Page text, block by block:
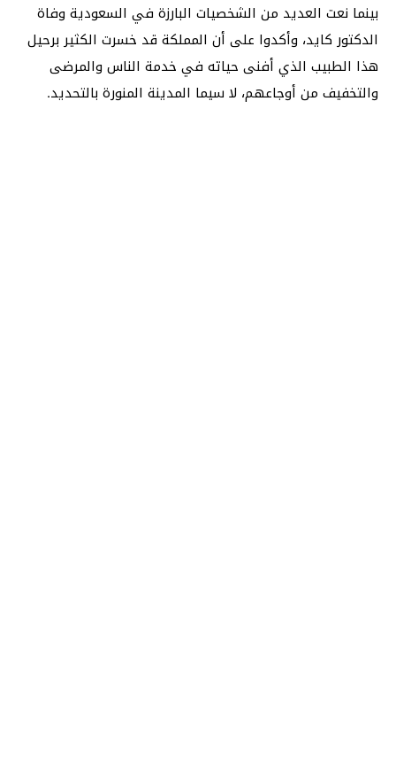
بينما نعت العديد من الشخصيات البارزة في السعودية وفاة
الدكتور كايد، وأكدوا على أن المملكة قد خسرت الكثير برحيل
هذا الطبيب الذي أفنى حياته في خدمة الناس والمرضى
والتخفيف من أوجاعهم، لا سيما المدينة المنورة بالتحديد.